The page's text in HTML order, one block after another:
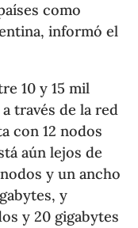
como
informó el
10 y 15 mil
través de la red
con 12 nodos
aún lejos de
y un ancho
y
y 20 gigabytes